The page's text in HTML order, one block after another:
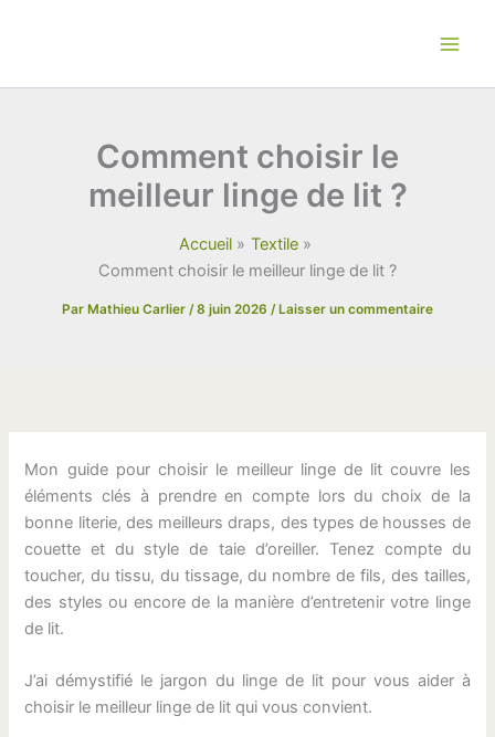
Comment choisir le
meilleur linge de lit ?
Accueil
Textile
Comment choisir le meilleur linge de lit ?
Par Mathieu Carlier /8 juin 2026 /Laisser un commentaire
Mon guide pour choisir le meilleur linge de lit couvre les
éléments clés à prendre en compte lors du choix de la
bonne literie, des meilleurs draps, des types de housses de
couette et du style de taie d’oreiller. Tenez compte du
toucher, du tissu, du tissage, du nombre de fils, des tailles,
des styles ou encore de la manière d’entretenir votre linge
de lit.
J’ai démystifié le jargon du linge de lit pour vous aider à
choisir le meilleur linge de lit qui vous convient.